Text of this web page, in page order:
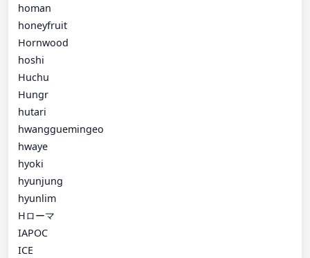
homan
honeyfruit
Hornwood
hoshi
Huchu
Hungr
hutari
hwangguemingeo
hwaye
hyoki
hyunjung
hyunlim
Hローマ
IAPOC
ICE